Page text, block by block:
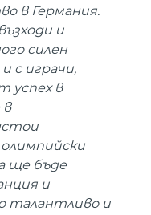
в Германия.
и
силен
с играчи,
успех в
в
ще бъде
и
талантливо и